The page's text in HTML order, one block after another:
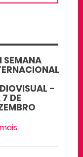
SEMANA
-
DE